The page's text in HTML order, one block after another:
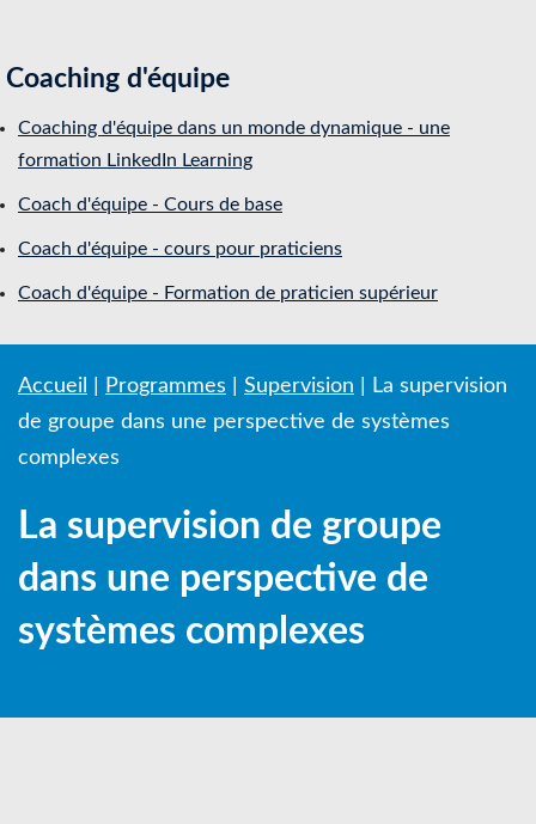
Coaching d'équipe
Coaching d'équipe dans un monde dynamique - une
formation LinkedIn Learning
Coach d'équipe - Cours de base
Coach d'équipe - cours pour praticiens
Coach d'équipe - Formation de praticien supérieur
Accueil Programmes Supervision
La supervision
de groupe dans une perspective de systèmes
complexes
La supervision de groupe
dans une perspective de
systèmes complexes